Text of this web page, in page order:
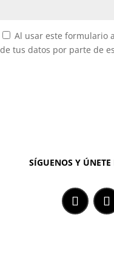
Al usar este formulario
de tus datos por parte de
SÍGUENOS Y ÚNETE